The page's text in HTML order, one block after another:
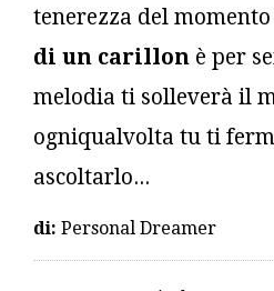
tenerezza del
di un carillon è per
melodia ti solleverà il
ogniqualvolta tu ti
ascoltarlo...
di: Personal Dreamer